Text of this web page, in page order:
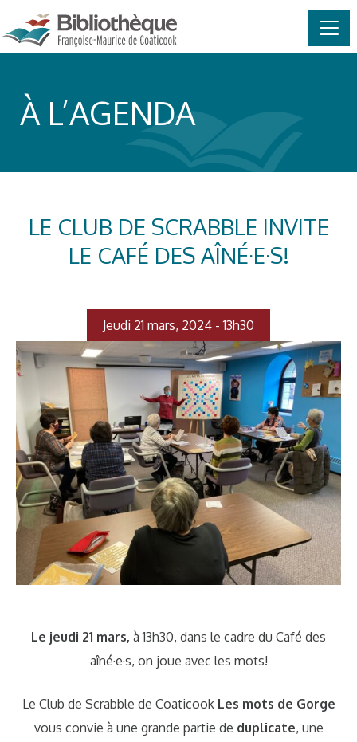
Skip to content
MAIN NAVIGATION
À L’AGENDA
LE CLUB DE SCRABBLE INVITE
LE CAFÉ DES AÎNÉ·E·S!
Jeudi 21 mars, 2024 - 13h30
Le jeudi 21 mars, à 13h30, dans le cadre du Café des
aîné·e·s, on joue avec les mots!
Le Club de Scrabble de Coaticook Les mots de Gorge
vous convie à une grande partie de duplicate, une